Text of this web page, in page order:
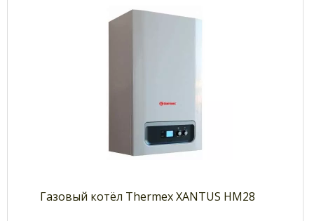
Газовый котёл Thermex XANTUS HM28